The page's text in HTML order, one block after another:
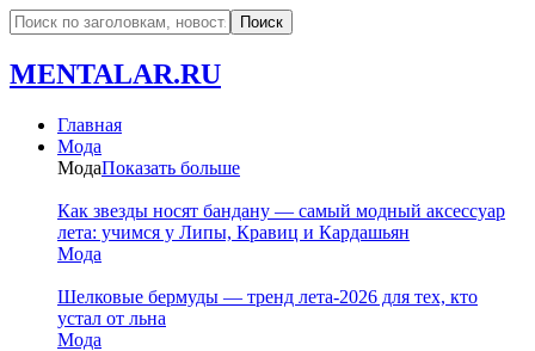
MENTALAR.RU
Главная
Мода
МодаПоказать больше
Как звезды носят бандану — самый модный аксессуар
лета: учимся у Липы, Кравиц и Кардашьян
Мода
Шелковые бермуды — тренд лета-2026 для тех, кто
устал от льна
Мода